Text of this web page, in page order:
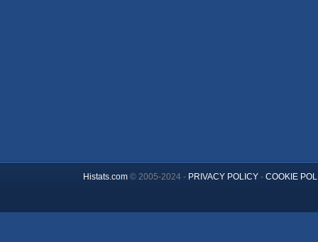
Histats.com© 2005-2024 - PRIVACY POLICY- COOKIE